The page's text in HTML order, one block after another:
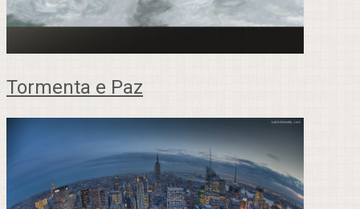
Tormenta e Paz